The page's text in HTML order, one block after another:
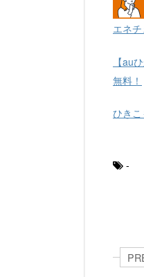
エネ
【au
無料！
ひき
-